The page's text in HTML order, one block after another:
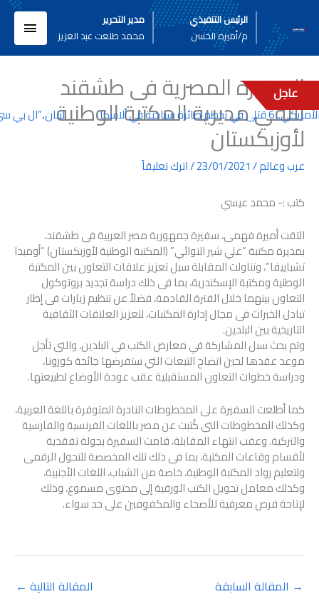
المحتوى
الرئيس التنفيذي
م/أميره الحسن
مدير التحرير
محمد طلعت عبد العزيز
عاجل
سياحية في ألاسكا لبنان..”ال بي
السفيرة المصرية فى طشقند
تلتقي مديرية المكتبة الوطنية
لأوزبكستان
عرب وعالم/
23/01/2021
/اترك تعليقاً
كتب :- محمد عيسي
التقت أميرة فهمى، سفيرة جمهورية مصر العربية فى طشقند،
بمديرة مكتبة “علي شير النوائي” (المكتبة الوطنية لأوزبكستان) “أوميدا
تشباييفا”، وتناولت المقابلة سبل تعزيز علاقات التعاون بين المكتبة
الوطنية ومكتبة الإسكندرية، بما فى ذلك دراسة تجديد بروتوكول
التعاون بينهما خلال الفترة القادمة، فضلاً عن تنظيم زيارات فى إطار
تبادل الخبرات فى مجال إدارة المكتبات، لتعزيز العلاقات الثقافية
التاريخية بين البلدين.
وتم بحث سبل المشاركة في معارض الكتب في البلدين، والتى تأجل
موعد عقدها لحين اتضاح التبعات التي ستفرضها جائحة كورونا،
ودراسة خطوات التعاون المستقبلية عقب عودة الأوضاع لطبيعتها.
كما أطلعت السفيرة على المخطوطات النادرة المتوفرة باللغة العربية،
وكذلك المخطوطات التى كُتبت عن مصر باللغات الفرنسية والفارسية
والتركية. وعقب انتهاء المقابلة، قامت السفيرة بجولة تفقدية
لأقسام وقاعات المكتبة، بما فى ذلك تلك المخصصة للتحول الرقمى
ولتعليم رواد المكتبة الوطنية، خاصة من الشباب، اللغات الأجنبية،
وكذلك معامل تحويل الكتب الورقية إلى محتوى مسموع، وذلك
لإتاحة فرص معرفية للأصحاء والمكفوفين على حد سواء.
→ المقالة السابقة المقالة التالية ←